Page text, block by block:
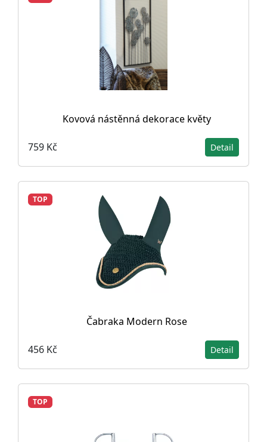
Kovová nástěnná dekorace květy
759 Kč Detail
TOP
Čabraka Modern Rose
456 Kč Detail
TOP